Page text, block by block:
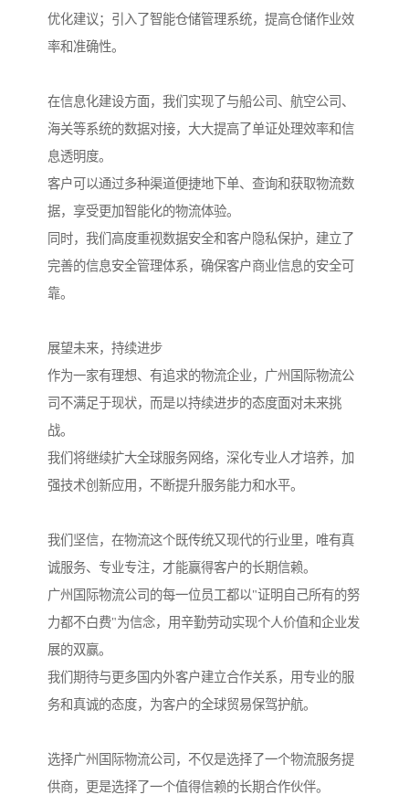
优化建议；引入了智能仓储管理系统，提高仓储作业效
率和准确性。
在信息化建设方面，我们实现了与船公司、航空公司、
海关等系统的数据对接，大大提高了单证处理效率和信
息透明度。
客户可以通过多种渠道便捷地下单、查询和获取物流数
据，享受更加智能化的物流体验。
同时，我们高度重视数据安全和客户隐私保护，建立了
完善的信息安全管理体系，确保客户商业信息的安全可
靠。
展望未来，持续进步
作为一家有理想、有追求的物流企业，广州国际物流公
司不满足于现状，而是以持续进步的态度面对未来挑
战。
我们将继续扩大全球服务网络，深化专业人才培养，加
强技术创新应用，不断提升服务能力和水平。
我们坚信，在物流这个既传统又现代的行业里，唯有真
诚服务、专业专注，才能赢得客户的长期信赖。
广州国际物流公司的每一位员工都以"证明自己所有的努
力都不白费"为信念，用辛勤劳动实现个人价值和企业发
展的双赢。
我们期待与更多国内外客户建立合作关系，用专业的服
务和真诚的态度，为客户的全球贸易保驾护航。
选择广州国际物流公司，不仅是选择了一个物流服务提
供商，更是选择了一个值得信赖的长期合作伙伴。